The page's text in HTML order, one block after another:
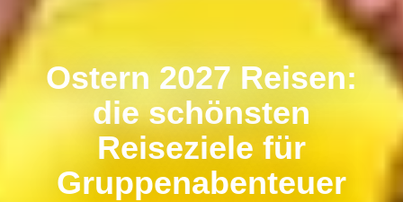
Ostern 2027 Reisen:
die schönsten
Reiseziele für
Gruppenabenteuer